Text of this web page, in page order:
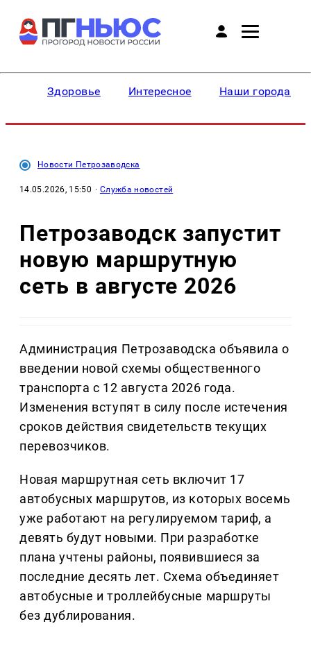
Здоровье Интересное Наши города
Новости Петрозаводска
14.05.2026, 15:50 · Служба новостей
Петрозаводск запустит
новую маршрутную
сеть в августе 2026
Администрация Петрозаводска объявила о
введении новой схемы общественного
транспорта с 12 августа 2026 года.
Изменения вступят в силу после истечения
сроков действия свидетельств текущих
перевозчиков.
Новая маршрутная сеть включит 17
автобусных маршрутов, из которых восемь
уже работают на регулируемом тариф, а
девять будут новыми. При разработке
плана учтены районы, появившиеся за
последние десять лет. Схема объединяет
автобусные и троллейбусные маршруты
без дублирования.